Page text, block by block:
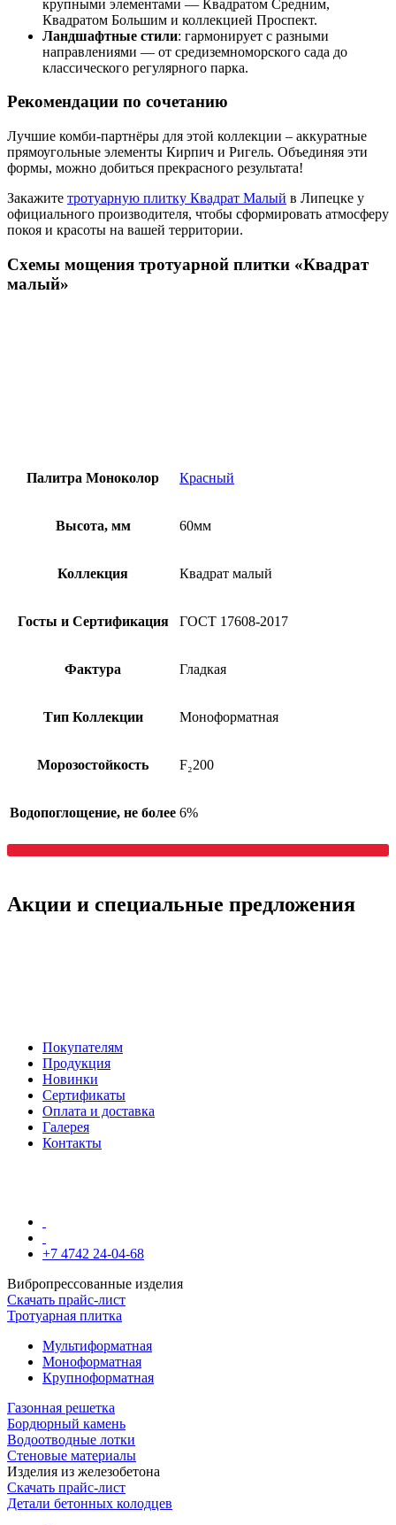
крупными элементами — Квадратом Средним,
Квадратом Большим и коллекцией Проспект.
Ландшафтные стили: гармонирует с разными
направлениями — от средиземноморского сада до
классического регулярного парка.
Рекомендации по сочетанию
Лучшие комби-партнёры для этой коллекции – аккуратные
прямоугольные элементы Кирпич и Ригель. Объединяя эти
формы, можно добиться прекрасного результата!
Закажите тротуарную плитку Квадрат Малый в Липецке у
официального производителя, чтобы сформировать атмосферу
покоя и красоты на вашей территории.
Схемы мощения тротуарной плитки «Квадрат
малый»
Палитра Моноколор Красный
Высота, мм 60мм
Коллекция Квадрат малый
Госты и Сертификация ГОСТ 17608-2017
Фактура Гладкая
Тип Коллекции Моноформатная
Морозостойкость F₂200
Водопоглощение, не более 6%
Акции и специальные предложения
Покупателям
Продукция
Новинки
Сертификаты
Оплата и доставка
Галерея
Контакты
+7 4742 24-04-68
Вибропрессованные изделия
Скачать прайс-лист
Тротуарная плитка
Мультиформатная
Моноформатная
Крупноформатная
Газонная решетка
Бордюрный камень
Водоотводные лотки
Стеновые материалы
Изделия из железобетона
Скачать прайс-лист
Детали бетонных колодцев